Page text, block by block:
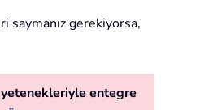
saymanız gerekiyorsa,
entegre